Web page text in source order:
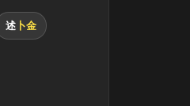
述 卜金